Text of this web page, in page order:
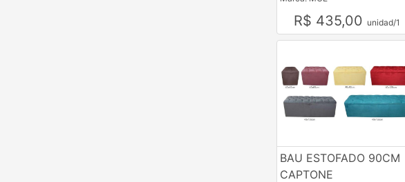
R$ 435,00 unidad/1
BAU ESTOFADO 90CM
CAPTONE